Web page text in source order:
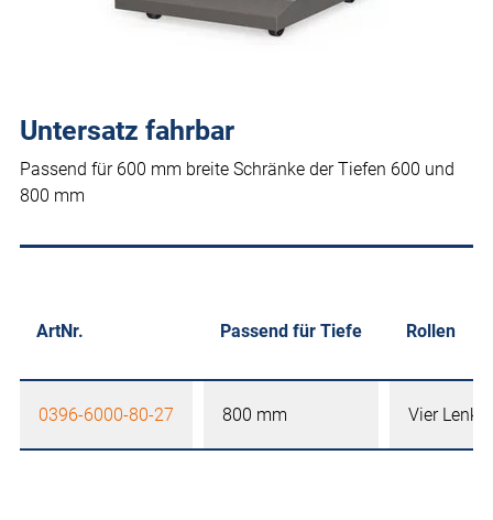
Untersatz fahrbar
Passend für 600 mm breite Schränke der Tiefen 600 und
800 mm
ArtNr. Passend für Tiefe Rollen
0396-6000-80-27 800 mm Vier